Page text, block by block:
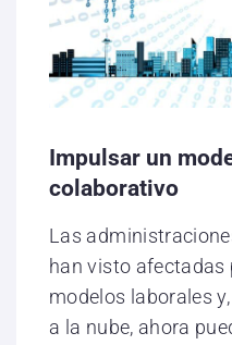
Impulsar un
colaborativo
Las
han visto afectadas
modelos laborales
a la nube, ahora